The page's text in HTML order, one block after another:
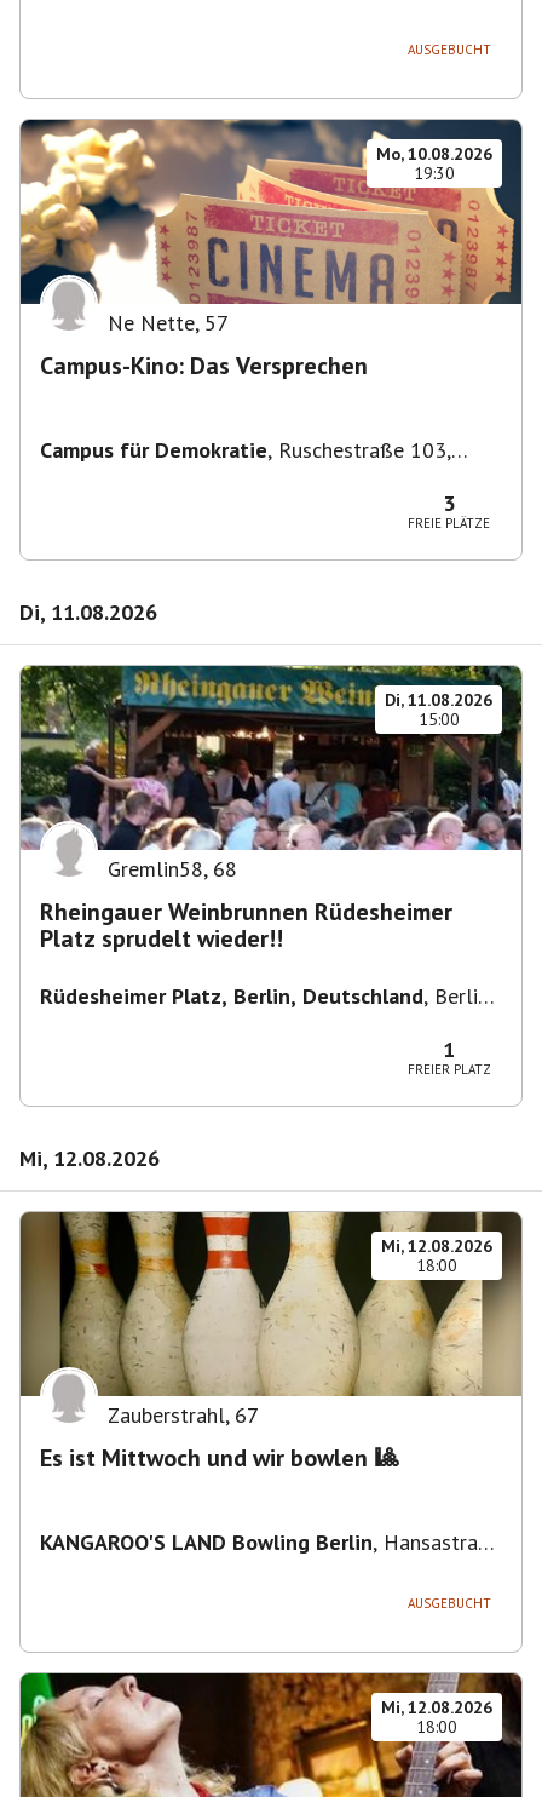
AUSGEBUCHT
Mo, 10.08.2026
19:30
Ne Nette, 57
Campus-Kino: Das Versprechen
Campus für Demokratie, Ruschestraße 103,
3
FREIE PLÄTZE
Di, 11.08.2026
Di, 11.08.2026
15:00
Gremlin58, 68
Rheingauer Weinbrunnen Rüdesheimer
Platz sprudelt wieder!!
Rüdesheimer Platz, Berlin, Deutschland, Berlin-
1
FREIER PLATZ
Mi, 12.08.2026
Mi, 12.08.2026
18:00
Zauberstrahl, 67
Es ist Mittwoch und wir bowlen 🎱
KANGAROO'S LAND Bowling Berlin, Hansastraße
AUSGEBUCHT
Mi, 12.08.2026
18:00